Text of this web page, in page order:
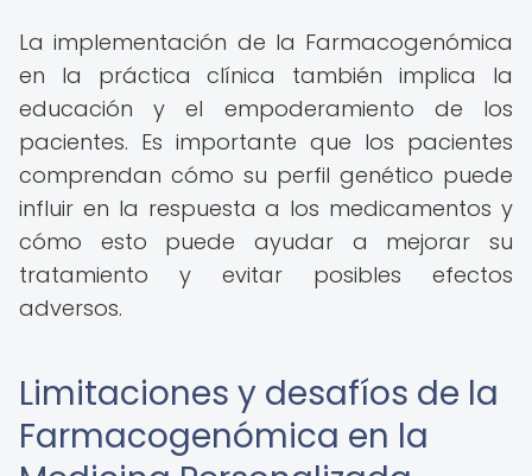
La implementación de la Farmacogenómica
en la práctica clínica también implica la
educación y el empoderamiento de los
pacientes. Es importante que los pacientes
comprendan cómo su perfil genético puede
influir en la respuesta a los medicamentos y
cómo esto puede ayudar a mejorar su
tratamiento y evitar posibles efectos
adversos.
Limitaciones y desafíos de la
Farmacogenómica en la